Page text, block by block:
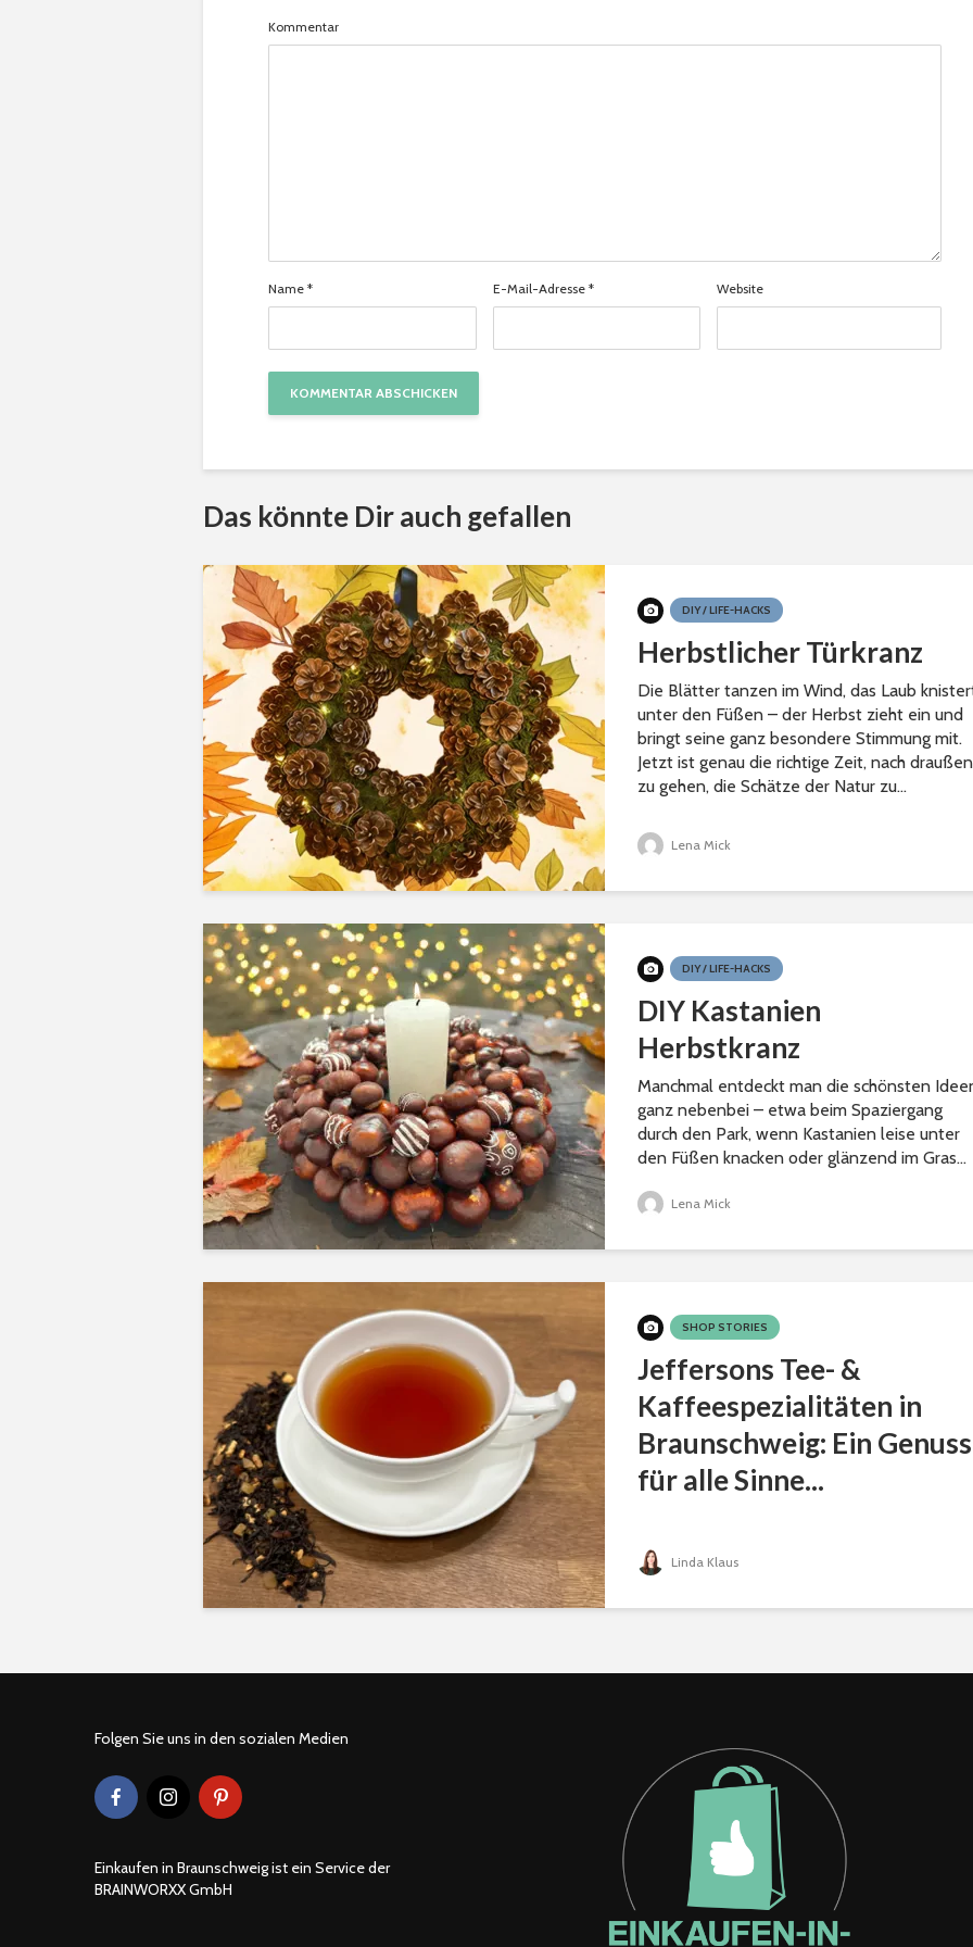
Kommentar
Name * E-Mail-Adresse * Website
Das könnte Dir auch gefallen
DIY / LIFE-HACKS
Herbstlicher Türkranz
Die Blätter tanzen im Wind, das Laub
unter den Füßen – der Herbst zieht ein und
bringt seine ganz besondere Stimmung mit.
Jetzt ist genau die richtige Zeit, nach draußen
zu gehen, die Schätze der Natur zu...
Lena Mick
DIY / LIFE-HACKS
DIY Kastanien
Herbstkranz
Manchmal entdeckt man die schönsten
ganz nebenbei – etwa beim Spaziergang
durch den Park, wenn Kastanien leise unter
den Füßen knacken oder glänzend im Gras...
Lena Mick
SHOP STORIES
Jeffersons Tee- &
Kaffeespezialitäten in
Braunschweig: Ein Genuss
für alle Sinne...
Linda Klaus
Folgen Sie uns in den sozialen Medien
Einkaufen in Braunschweig ist ein Service der
BRAINWORXX GmbH